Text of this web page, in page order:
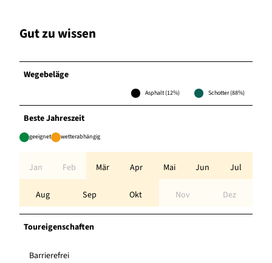
Gut zu wissen
Wegebeläge
Asphalt (12%) Schotter (88%)
Beste Jahreszeit
geeignet wetterabhängig
Jan Feb Mär Apr Mai Jun Jul
Aug Sep Okt Nov Dez
Toureigenschaften
Barrierefrei